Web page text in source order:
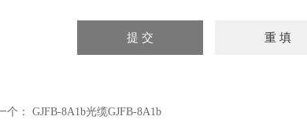
个： GJFB-8A1b光缆GJFB-8A1b